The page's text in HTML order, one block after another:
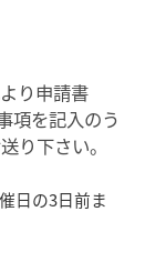
り申請書
項を記入のう
り下さい。
日の3日前ま